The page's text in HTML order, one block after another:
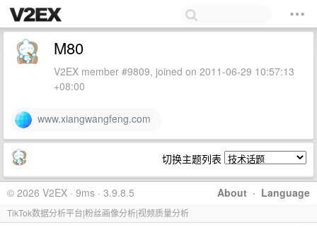
M80
V2EX member #9809, joined on 2011-06-29 10:57:13
+08:00
www.xiangwangfeng.com
切换主题列表
About · Language
© 2026 V2EX · 9ms · 3.9.8.5
TikTok数据分析平台|粉丝画像分析|视频质量分析